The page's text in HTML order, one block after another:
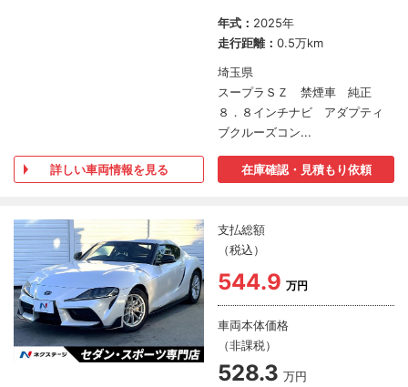
年式： 2025年
走行距離： 0.5万km
埼玉県
スープラＳＺ 禁煙車 純正
８．８インチナビ アダプティ
ブクルーズコン...
詳しい車両情報を見る 在庫確認・見積もり依頼
支払総額
（税込）
544.9 万円
車両本体価格
（非課税）
528.3 万円